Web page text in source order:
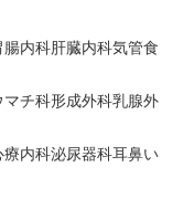
腸内科肝臓内科気管食
マチ科形成外科乳腺外
療内科泌尿器科耳鼻い